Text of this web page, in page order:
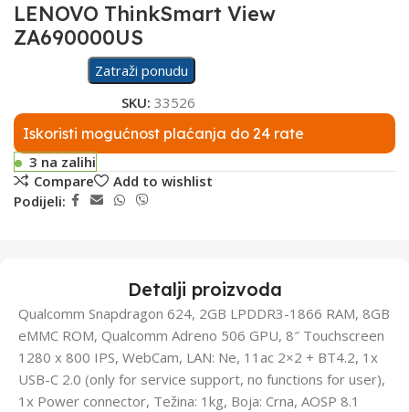
LENOVO ThinkSmart View
ZA690000US
Zatraži ponudu
SKU: 33526
Iskoristi mogućnost plaćanja do 24 rate
3 na zalihi
Compare
Add to wishlist
Podijeli:
Detalji proizvoda
Qualcomm Snapdragon 624, 2GB LPDDR3-1866 RAM, 8GB
eMMC ROM, Qualcomm Adreno 506 GPU, 8″ Touchscreen
1280 x 800 IPS, WebCam, LAN: Ne, 11ac 2×2 + BT4.2, 1x
USB-C 2.0 (only for service support, no functions for user),
1x Power connector, Težina: 1kg, Boja: Crna, AOSP 8.1